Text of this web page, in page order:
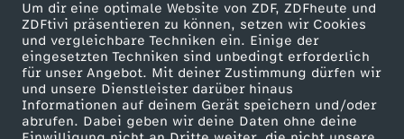
Um dir eine optimale Website von ZDF, ZDFheute und
ZDFtivi präsentieren zu können, setzen wir Cookies
und vergleichbare Techniken ein. Einige der
eingesetzten Techniken sind unbedingt erforderlich
für unser Angebot. Mit deiner Zustimmung dürfen wir
und unsere Dienstleister darüber hinaus
Informationen auf deinem Gerät speichern und/oder
abrufen. Dabei geben wir deine Daten ohne deine
d
T
e
Mehr ZDF
ZDF-Apps
Service
ZDFmitreden